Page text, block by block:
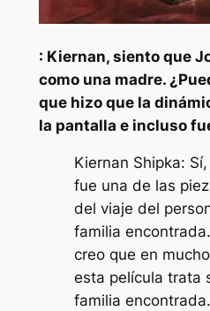
: Kiernan, siento que
como una madre.
que hizo que la
la pantalla e incluso
Kiernan Shipka:
fue una de las
del viaje del
familia
creo que en
esta película trata
familia